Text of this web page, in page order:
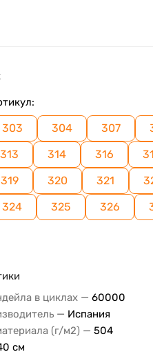
303 304 307
313 314 316
319 320 321
324 325 326
в циклах — 60000
— Испания
(г/м2) — 504
см